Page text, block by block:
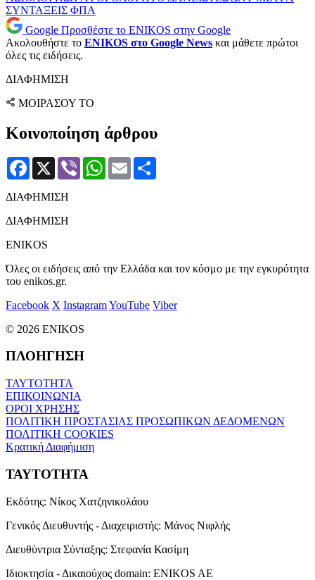
ΣΥΝΤΑΞΕΙΣ ΦΠΑ
Google Προσθέστε το ENIKOS στην Google
Ακολουθήστε το ENIKOS στο Google News και μάθετε πρώτοι
όλες τις ειδήσεις.
ΔΙΑΦΗΜΙΣΗ
ΜΟΙΡΑΣΟΥ ΤΟ
Κοινοποίηση άρθρου
Facebook
X Viber WhatsApp
Email
ΔΙΑΦΗΜΙΣΗ
ΔΙΑΦΗΜΙΣΗ
ENIKOS
Όλες οι ειδήσεις από την Ελλάδα και τον κόσμο με την εγκυρότητα
του enikos.gr.
Facebook X InstagramYouTube Viber
© 2026 ENIKOS
ΠΛΟΗΓΗΣΗ
ΤΑΥΤΟΤΗΤΑ
ΕΠΙΚΟΙΝΩΝΙΑ
ΟΡΟΙ ΧΡΗΣΗΣ
ΠΟΛΙΤΙΚΗ ΠΡΟΣΤΑΣΙΑΣ ΠΡΟΣΩΠΙΚΩΝ ΔΕΔΟΜΕΝΩΝ
ΠΟΛΙΤΙΚΗ COOKIES
Κρατική Διαφήμιση
ΤΑΥΤΟΤΗΤΑ
Εκδότης: Νίκος Χατζηνικολάου
Γενικός Διευθυντής - Διαχειριστής: Μάνος Νιφλής
Διευθύντρια Σύνταξης: Στεφανία Κασίμη
Ιδιοκτησία - Δικαιούχος domain: ENIKOS AE